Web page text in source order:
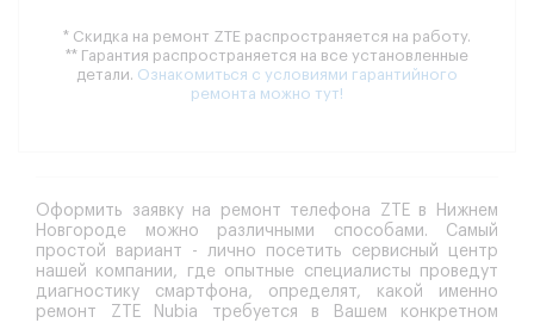
* Скидка на ремонт ZTE распространяется на работу.
** Гарантия распространяется на все установленные
детали. Ознакомиться с условиями гарантийного
ремонта можно тут!
Оформить заявку на ремонт телефона ZTE в Нижнем
Новгороде можно различными способами. Самый
простой вариант - лично посетить сервисный центр
нашей компании, где опытные специалисты проведут
диагностику смартфона, определят, какой именно
ремонт ZTE Nubia требуется в Вашем конкретном